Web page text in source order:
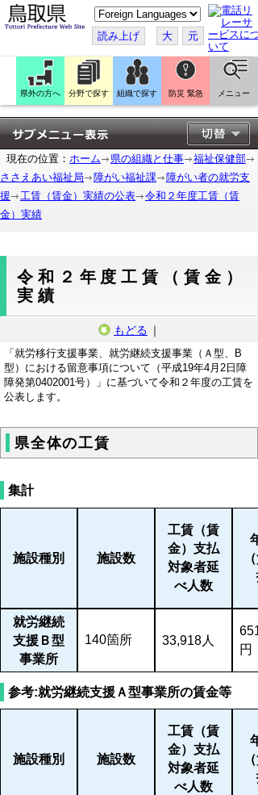
こ
の
ペ
ー
ジ
翻
訳
す
る
読み上げ 大 元
県外の方へ 分野で探す 組織で探す 防災 緊急 メニュー
現在の位置： ホーム 県の組織と仕事
福祉保健部
ささえあい福祉局
障がい福祉課
障がい者の就労支
援
工賃（賃金）実績の公表
令和２年度工賃（賃
金）実績
令和２年度工賃（賃金）
実績
もどる ｜
「就労移行支援事業、就労継続支援事業（Ａ型、B
型）における留意事項について（平成19年4月2日障
障発第0402001号）」に基づいて令和２年度の工賃を
公表します。
県全体の工賃
集計
施設種別 施設数
工賃（賃
金）支払
対象者延
べ人数
就労継続
支援Ｂ型
事業所
140箇所 33,918人
円
参考:就労継続支援Ａ型事業所の賃金等
施設種別 施設数
工賃（賃
金）支払
対象者延
べ人数